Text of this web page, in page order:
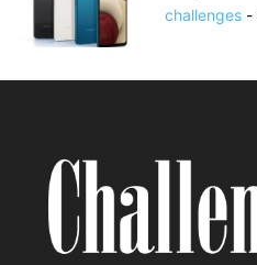
challenges -